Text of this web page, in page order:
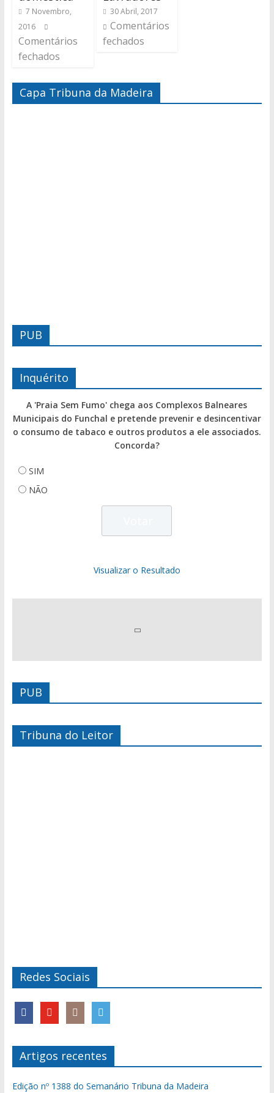
7 Novembro,
2016
Comentários
fechados
30 Abril, 2017
Comentários
fechados
Capa Tribuna da Madeira
PUB
Inquérito
A 'Praia Sem Fumo' chega aos Complexos Balneares
Municipais do Funchal e pretende prevenir e desincentivar
o consumo de tabaco e outros produtos a ele associados.
Concorda?
SIM
NÃO
Visualizar o Resultado
PUB
Tribuna do Leitor
Redes Sociais
Artigos recentes
Edição nº 1388 do Semanário Tribuna da Madeira